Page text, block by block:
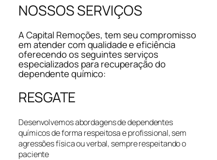
NOSSOS SERVIÇOS
A Capital Remoções, tem seu compromisso
em atender com qualidade e eficiência
oferecendo os seguintes serviços
especializados para recuperação do
dependente químico:
RESGATE
Desenvolvemos abordagens de dependentes
químicos de forma respeitosa e profissional, sem
agressões física ou verbal, sempre respeitando o
paciente